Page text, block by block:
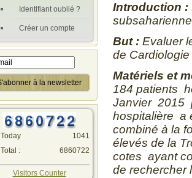
Identifiant oublié ?
Créer un compte
Today
Total :
1041
6860722
Visitors Counter
Introduction :
But : Evaluer
de
Matériels et
184 patients
Janvier 2015
hospitalière a
combiné à la
élevés de la
cotes ayant
de rechercher